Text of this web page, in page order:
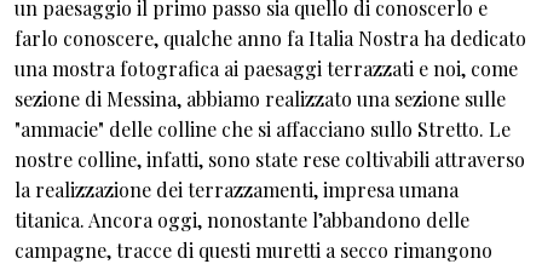
un paesaggio il primo passo sia quello di conoscerlo e
farlo conoscere, qualche anno fa Italia Nostra ha dedicato
una mostra fotografica ai paesaggi terrazzati e noi, come
sezione di Messina, abbiamo realizzato una sezione sulle
"ammacie" delle colline che si affacciano sullo Stretto. Le
nostre colline, infatti, sono state rese coltivabili attraverso
la realizzazione dei terrazzamenti, impresa umana
titanica. Ancora oggi, nonostante l’abbandono delle
campagne, tracce di questi muretti a secco rimangono